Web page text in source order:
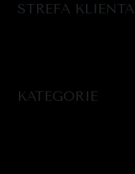
STREFA KLIENTA
KATEGORIE